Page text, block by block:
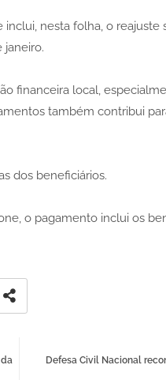
nesta folha, o reajuste
janeiro.
financeira local,
também contribui
dos beneficiários.
o pagamento inclui os
Defesa Civil Nacional